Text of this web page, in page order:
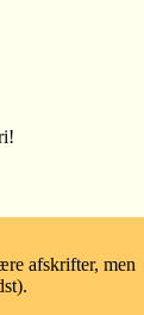
afskrifter, men